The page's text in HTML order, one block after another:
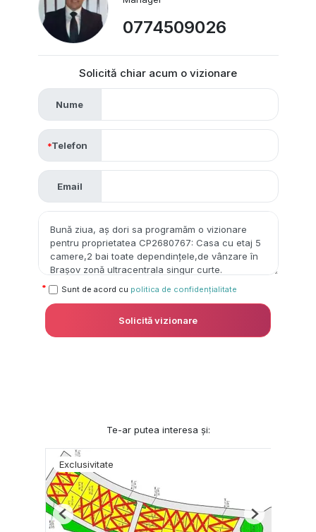
0774509026
Solicită chiar acum o vizionare
Nume
Telefon
Email
Sunt de acord cu politica de confidențialitate
Solicită vizionare
Te-ar putea interesa și:
Exclusivitate
Previous Next